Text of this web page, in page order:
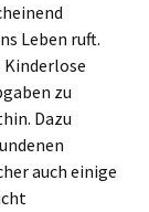
Leben ruft.
zu
Dazu
auch einige